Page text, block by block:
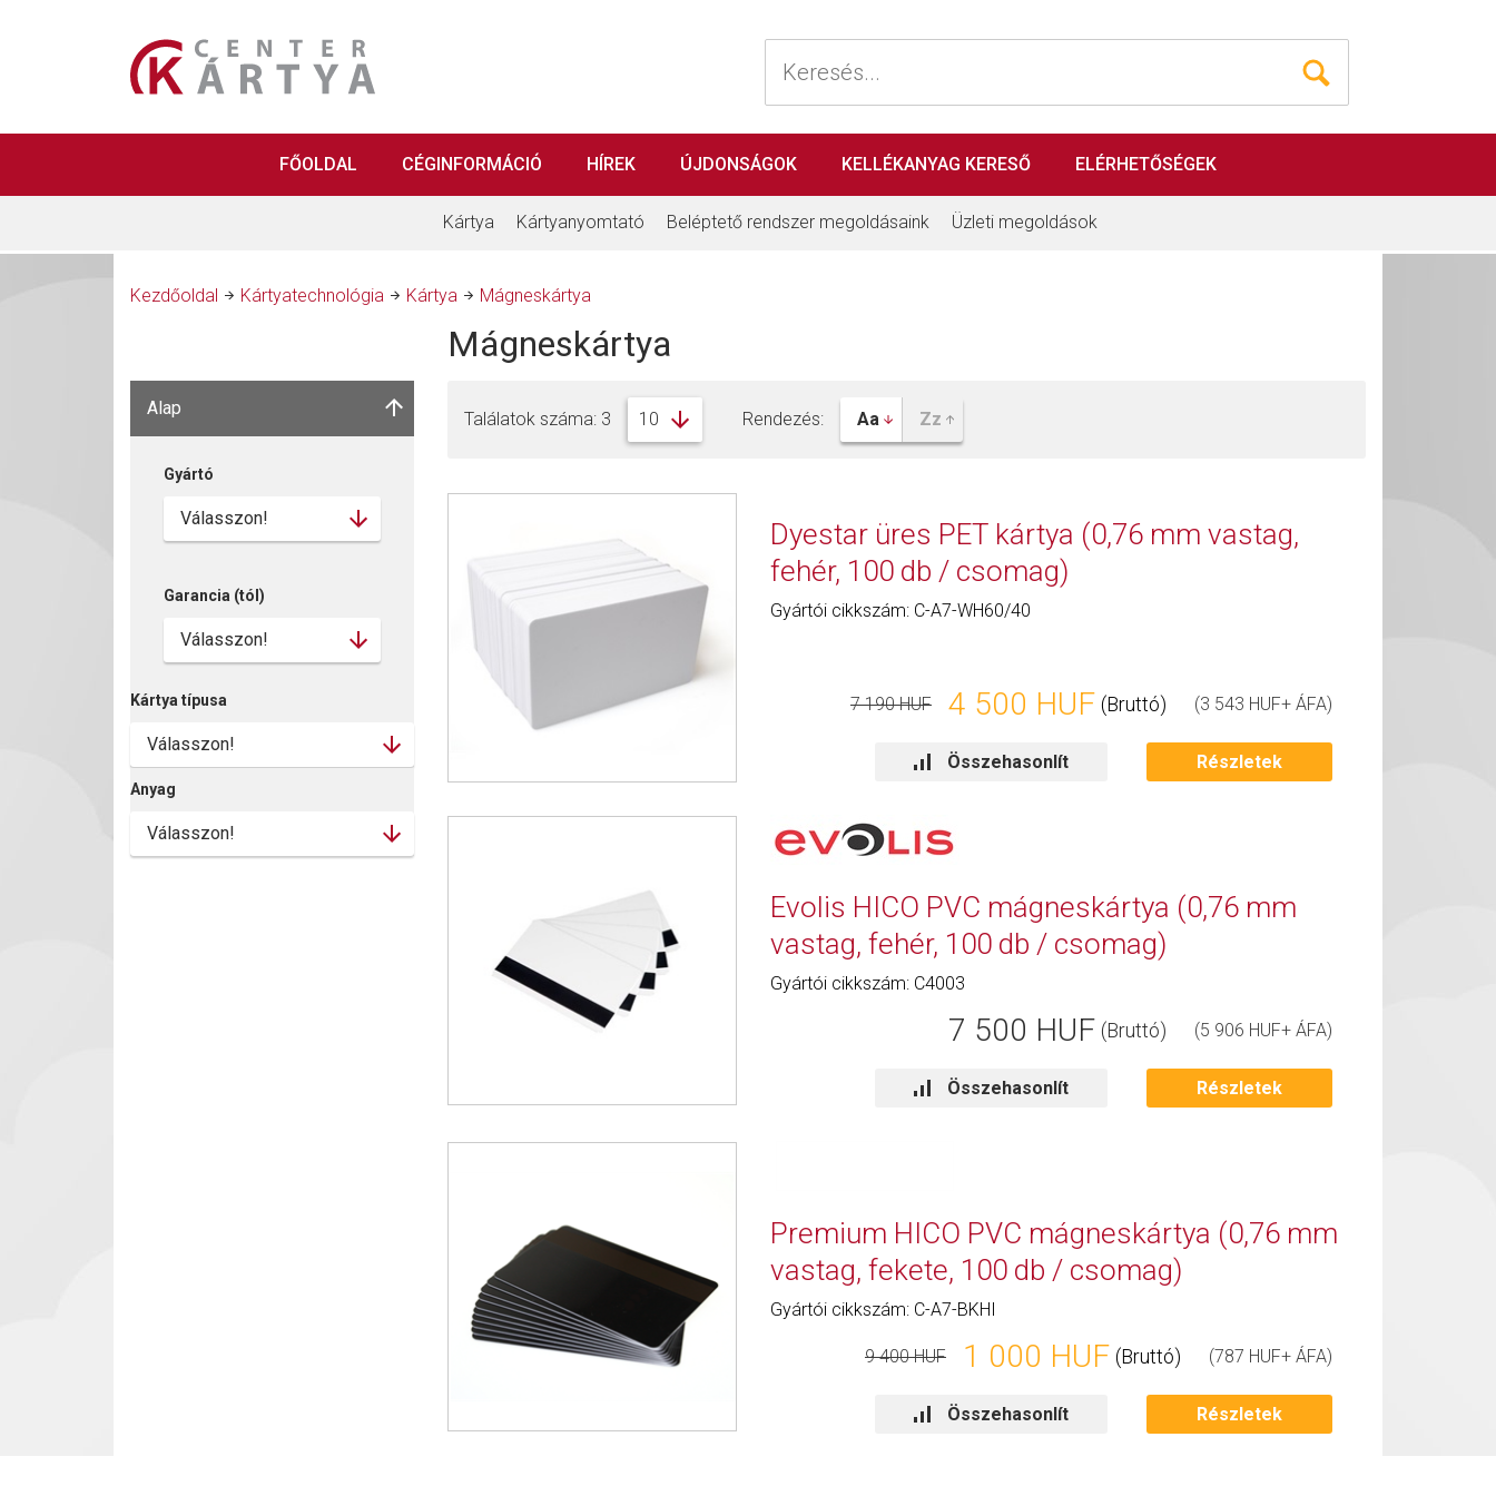
FŐOLDAL CÉGINFORMÁCIÓ HÍREK ÚJDONSÁGOK KELLÉKANYAG KERESŐ ELÉRHETŐSÉGEK
Kártya Kártyanyomtató Beléptető rendszer megoldásaink Üzleti megoldások
Kezdőoldal Kártyatechnológia Kártya Mágneskártya
Mágneskártya
Találatok száma: 3 Rendezés:
Dyestar üres PET kártya (0,76 mm vastag,
fehér, 100 db / csomag)
Gyártói cikkszám: C-A7-WH60/40
7 190 HUF 4 500 HUF (Bruttó) (3 543 HUF+ ÁFA)
Részletek
Összehasonlít
Evolis HICO PVC mágneskártya (0,76 mm
vastag, fehér, 100 db / csomag)
Gyártói cikkszám: C4003
7 500 HUF (Bruttó) (5 906 HUF+ ÁFA)
Részletek
Összehasonlít
Premium HICO PVC mágneskártya (0,76 mm
vastag, fekete, 100 db / csomag)
Gyártói cikkszám: C-A7-BKHI
9 400 HUF 1 000 HUF (Bruttó) (787 HUF+ ÁFA)
Részletek
Összehasonlít
Alap
Gyártó
Garancia (tól)
Kártya típusa
Anyag